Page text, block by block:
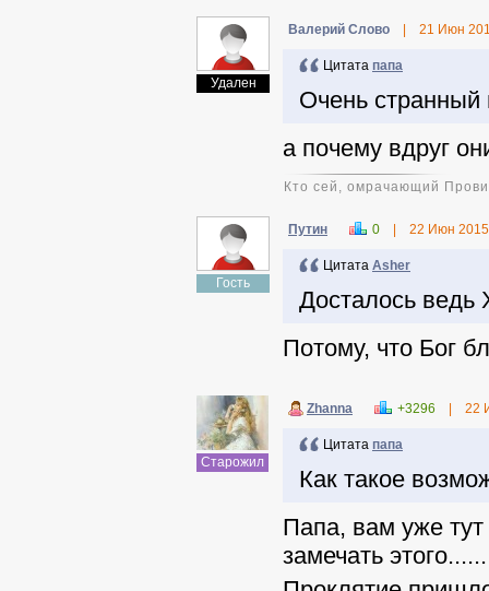
Удален
Валерий Слово 21 Июн
Цитата папа
Очень странный
а почему вдруг
Кто сей, омрачающий
Гость
Путин 0 22 Июн 2015
Цитата Asher
Досталось ведь
Потому, что Бог
Старожил
Zhanna +3296 22
Цитата папа
Как такое
Папа, вам уже тут
замечать